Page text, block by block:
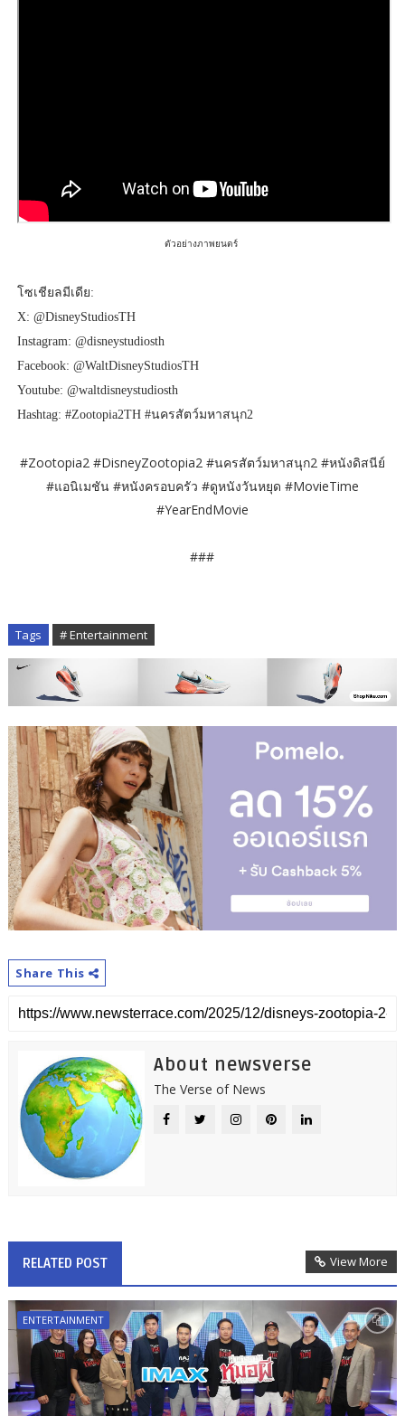
ตัวอย่างภาพยนตร์
โซเชียลมีเดีย:
X: @DisneyStudiosTH
Instagram: @disneystudiosth
Facebook: @WaltDisneyStudiosTH
Youtube: @waltdisneystudiosth
Hashtag: #Zootopia2TH #นครสัตว์มหาสนุก2
#Zootopia2 #DisneyZootopia2 #นครสัตว์มหาสนุก2 #หนังดิสนีย์
#แอนิเมชัน #หนังครอบครัว #ดูหนังวันหยุด #MovieTime
#YearEndMovie
###
Tags # Entertainment
Share This
About newsverse
The Verse of News
RELATED POST View More
ENTERTAINMENT